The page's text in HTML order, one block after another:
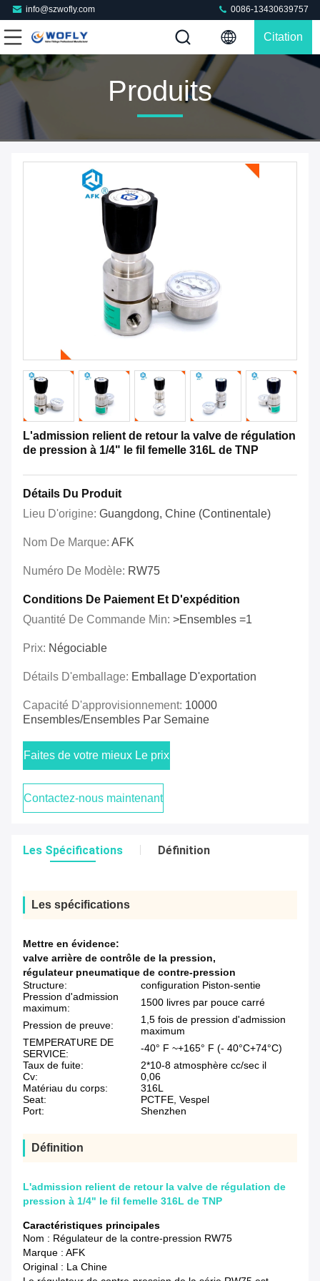
info@szwofly.com 0086-13430639757
Citation
Produits
L'admission relient de retour la valve de régulation
de pression à 1/4" le fil femelle 316L de TNP
Détails Du Produit
Lieu D'origine: Guangdong, Chine (continentale)
Nom De Marque: AFK
Numéro De Modèle: RW75
Conditions De Paiement Et D'expédition
Quantité De Commande Min: >Ensembles =1
Prix: Négociable
Détails D'emballage: Emballage D'exportation
Capacité D'approvisionnement: 10000
Ensembles/ensembles Par Semaine
Faites de votre mieux Le prix
Contactez-nous maintenant
Les Spécifications Définition
Les spécifications
Mettre en évidence:
valve arrière de contrôle de la pression,
régulateur pneumatique de contre-pression
Structure:
configuration Piston-sentie
Pression d'admission
maximum:
1500 livres par pouce carré
Pression de preuve:
1,5 fois de pression d'admission
maximum
TEMPERATURE DE
SERVICE:
-40° F ~+165° F (- 40°C+74°C)
Taux de fuite:
2*10-8 atmosphère cc/sec il
Cv:
0,06
Matériau du corps:
316L
Seat:
PCTFE, Vespel
Port:
Shenzhen
Définition
L'admission relient de retour la valve de régulation de
pression à 1/4" le fil femelle 316L de TNP
Caractéristiques principales
Nom : Régulateur de la contre-pression RW75
Marque : AFK
Original : La Chine